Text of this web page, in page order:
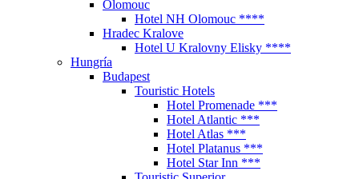
Olomouc
Hotel NH Olomouc ****
Hradec Kralove
Hotel U Kralovny Elisky ****
Hungría
Budapest
Touristic Hotels
Hotel Promenade ***
Hotel Atlantic ***
Hotel Atlas ***
Hotel Platanus ***
Hotel Star Inn ***